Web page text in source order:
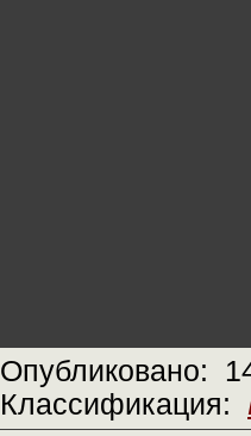
Опубликовано:
Классификация: